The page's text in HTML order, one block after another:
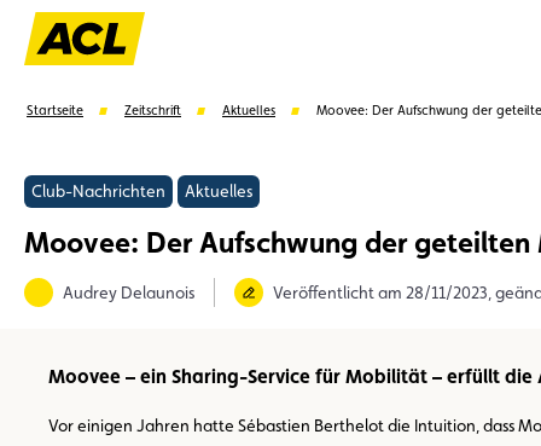
Vorschläge
Startseite Zeitschrift Aktuelles Moovee: Der Aufschwung der
Club-Nachrichten Aktuelles
Moovee: Der Aufschwung der
Audrey Delaunois Veröffentlicht am 28/11/2023,
Moovee – ein Sharing-Service für Mobilität – erfüllt
Vor einigen Jahren hatte Sébastien Berthelot die Intuition, dass